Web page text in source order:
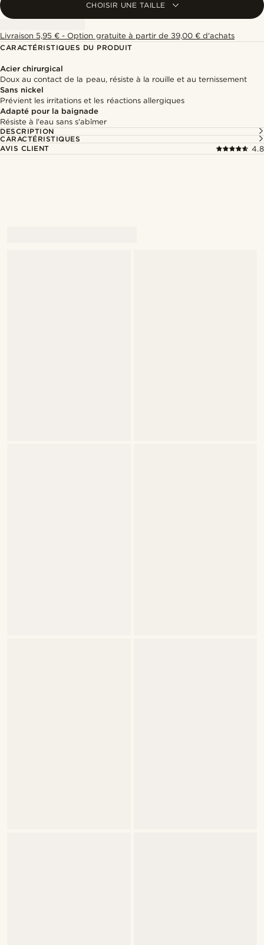
CHOISIR UNE TAILLE
Livraison 5,95 € - Option gratuite à partir de 39,00 € d'achats
CARACTÉRISTIQUES DU PRODUIT
Acier chirurgical
Doux au contact de la peau, résiste à la rouille et au ternissement
Sans nickel
Prévient les irritations et les réactions allergiques
Adapté pour la baignade
Résiste à l'eau sans s'abîmer
DESCRIPTION
CARACTÉRISTIQUES
AVIS CLIENT
4.8